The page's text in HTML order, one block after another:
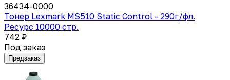
36434-0000
Тонер Lexmark MS510 Static Control - 290г/фл.
Ресурс 10000 стр.
742 ₽
Под заказ
Предзаказ